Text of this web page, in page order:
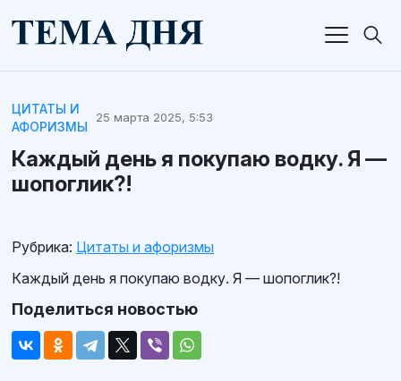
ЦИТАТЫ И
АФОРИЗМЫ
25 марта 2025, 5:53
Каждый день я покупаю водку. Я —
шопоглик?!
Рубрика: Цитаты и афоризмы
Каждый день я покупаю водку. Я — шопоглик?!
Поделиться новостью